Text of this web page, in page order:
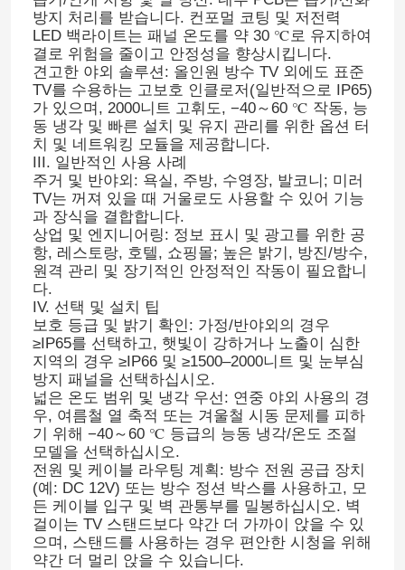
방지 처리를 받습니다. 컨포멀 코팅 및 저전력
LED 백라이트는 패널 온도를 약 30 ℃로 유지하여
결로 위험을 줄이고 안정성을 향상시킵니다.
견고한 야외 솔루션: 올인원 방수 TV 외에도 표준
TV를 수용하는 고보호 인클로저(일반적으로 IP65)
가 있으며, 2000니트 고휘도, −40～60 ℃ 작동, 능
동 냉각 및 빠른 설치 및 유지 관리를 위한 옵션 터
치 및 네트워킹 모듈을 제공합니다.
III. 일반적인 사용 사례
주거 및 반야외: 욕실, 주방, 수영장, 발코니; 미러
TV는 꺼져 있을 때 거울로도 사용할 수 있어 기능
과 장식을 결합합니다.
상업 및 엔지니어링: 정보 표시 및 광고를 위한 공
항, 레스토랑, 호텔, 쇼핑몰; 높은 밝기, 방진/방수,
원격 관리 및 장기적인 안정적인 작동이 필요합니
다.
IV. 선택 및 설치 팁
보호 등급 및 밝기 확인: 가정/반야외의 경우
≥IP65를 선택하고, 햇빛이 강하거나 노출이 심한
지역의 경우 ≥IP66 및 ≥1500–2000니트 및 눈부심
방지 패널을 선택하십시오.
넓은 온도 범위 및 냉각 우선: 연중 야외 사용의 경
우, 여름철 열 축적 또는 겨울철 시동 문제를 피하
기 위해 −40～60 ℃ 등급의 능동 냉각/온도 조절
모델을 선택하십시오.
전원 및 케이블 라우팅 계획: 방수 전원 공급 장치
(예: DC 12V) 또는 방수 정션 박스를 사용하고, 모
든 케이블 입구 및 벽 관통부를 밀봉하십시오. 벽
걸이는 TV 스탠드보다 약간 더 가까이 앉을 수 있
으며, 스탠드를 사용하는 경우 편안한 시청을 위해
약간 더 멀리 앉을 수 있습니다.